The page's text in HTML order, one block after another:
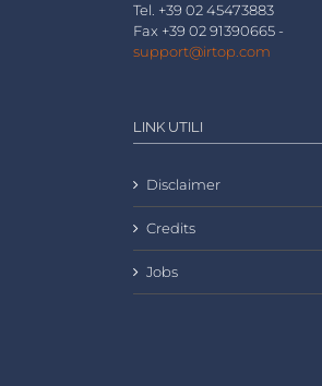
Tel. +39 02 45473883
Fax +39 02 91390665 -
support@irtop.com
LINK UTILI
Disclaimer
Credits
Jobs